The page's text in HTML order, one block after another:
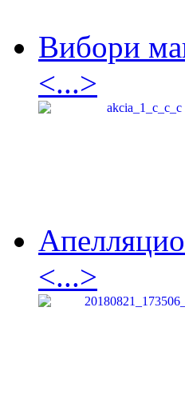
Вибори
<...>
<...>